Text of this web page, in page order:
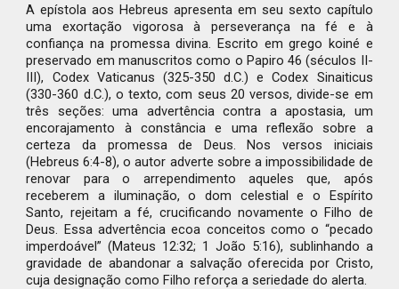
A epístola aos Hebreus apresenta em seu sexto capítulo
uma exortação vigorosa à perseverança na fé e à
confiança na promessa divina. Escrito em grego koiné e
preservado em manuscritos como o Papiro 46 (séculos II-
III), Codex Vaticanus (325-350 d.C.) e Codex Sinaiticus
(330-360 d.C.), o texto, com seus 20 versos, divide-se em
três seções: uma advertência contra a apostasia, um
encorajamento à constância e uma reflexão sobre a
certeza da promessa de Deus. Nos versos iniciais
(Hebreus 6:4-8), o autor adverte sobre a impossibilidade de
renovar para o arrependimento aqueles que, após
receberem a iluminação, o dom celestial e o Espírito
Santo, rejeitam a fé, crucificando novamente o Filho de
Deus. Essa advertência ecoa conceitos como o “pecado
imperdoável” (Mateus 12:32; 1 João 5:16), sublinhando a
gravidade de abandonar a salvação oferecida por Cristo,
cuja designação como Filho reforça a seriedade do alerta.